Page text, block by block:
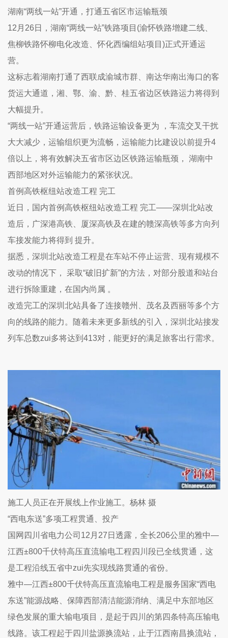
湖南“两线一站”开通，打通五省区市运输瓶颈
12月26日，湖南“两线一站”铁路项目(渝怀铁路增建二线、
焦柳铁路怀柳电化改造、怀化西编组站项目)正式开通运
营。
这标志着湖南打通了西联成渝城市群、南达华南出海口的客
货运大通道，湘、鄂、渝、黔、桂五省边区铁路运力将得到
大幅提升。
“两线一站”开通运营后，铁路运输设备更为 ，车流交叉干扰
大大减少，运输组织更为流畅，运输能力比建设以前提升4
倍以上，将有效解决五省市区边区铁路运输瓶颈， 湖南中
西部地区对外运输能力的紧张状况。
首例高铁枢纽站改造工程 完工
近日，国内首例高铁枢纽站改造工程 完工——深圳北站改
造后，广深港高铁、厦深高铁及在建的赣深高铁等多方向列
车接发能力将得到 提升。
据悉，深圳北站改造工程是在车站不停止运营、现有规模不
改动的情况下， 采取“破旧扩新”的方法，对部分股道和站台
进行拆除重建，在国内尚属 。
改造完工的深圳北站具备了连接赣州、茂名及西丽等多个方
向的线路的能力。随着未来更多新线的引入，深圳北站接发
列车总数zui多将达到413对，能更好的满足旅客出行需求。
施工人员正在开展线上作业施工。杨林 摄
“西电东送”多项工程贯通、投产
国网四川省电力公司12月27日透露，全长206公里的雅中—
江西±800千伏特高压直流输电工程四川段已全线贯通，这
是工程沿线五省中zui先实现线路贯通的省份。
雅中—江西±800千伏特高压直流输电工程是服务国家“西电
东送”能源战略、保障西部清洁能源消纳、满足中东部地区
绿色发展的重大输电项目，是起于四川的第四条特高压输电
线路。该工程起于四川盐源换流站，止于江西南昌换流站，